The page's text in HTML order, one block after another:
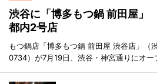
渋谷に「博多もつ鍋 前田屋」
都内2号店
もつ鍋店「博多もつ鍋 前田屋 渋谷店」
0734）が7月19日、渋谷・神宮通りにオー